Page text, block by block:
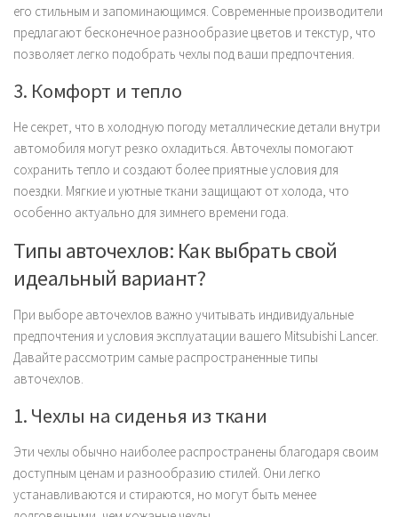
его стильным и запоминающимся. Современные производители
предлагают бесконечное разнообразие цветов и текстур, что
позволяет легко подобрать чехлы под ваши предпочтения.
3. Комфорт и тепло
Не секрет, что в холодную погоду металлические детали внутри
автомобиля могут резко охладиться. Авточехлы помогают
сохранить тепло и создают более приятные условия для
поездки. Мягкие и уютные ткани защищают от холода, что
особенно актуально для зимнего времени года.
Типы авточехлов: Как выбрать свой
идеальный вариант?
При выборе авточехлов важно учитывать индивидуальные
предпочтения и условия эксплуатации вашего Mitsubishi Lancer.
Давайте рассмотрим самые распространенные типы
авточехлов.
1. Чехлы на сиденья из ткани
Эти чехлы обычно наиболее распространены благодаря своим
доступным ценам и разнообразию стилей. Они легко
устанавливаются и стираются, но могут быть менее